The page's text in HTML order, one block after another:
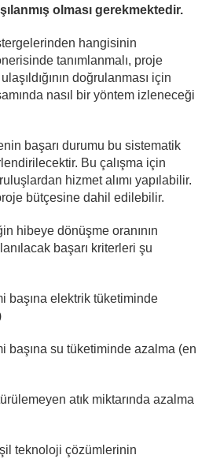
olması gerekmektedir.
hangisinin
tanımlanmalı, proje
doğrulanması için
nasıl bir yöntem izleneceği
başarı durumu bu sistematik
Bu çalışma için
hizmet alımı yapılabilir.
bütçesine dahil edilebilir.
hibeye dönüşme oranının
başarı kriterleri şu
başına elektrik tüketiminde
başına su tüketiminde azalma (en
atık miktarında azalma
teknoloji çözümlerinin